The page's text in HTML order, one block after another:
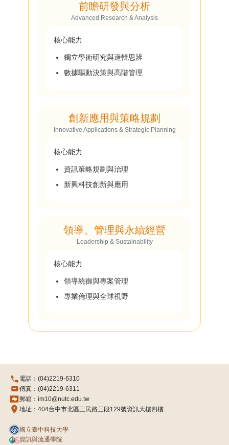
前瞻研發與分析
Advanced Research & Analysis
核心能力
獨立學術研究與邏輯思辨
數據驅動決策與高階管理
創新應用與策略規劃
Innovative Applications & Strategic Planning
核心能力
資訊策略規劃與治理
新興科技創新與應用
領導、管理與永續經營
Leadership & Sustainability
核心能力
領導統御與專案管理
專業倫理與全球視野
電話：(04)2219-6310
傳真：(04)2219-6311
郵箱：im10@nutc.edu.tw
地址：404台中市北區三民路三段129號資訊大樓四樓
國立臺中科技大學
資訊與流通學院